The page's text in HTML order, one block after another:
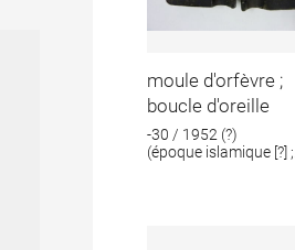
moule d'orfèvre ;
boucle d'oreille
-30 / 1952 (?)
(époque islamique [?] ;